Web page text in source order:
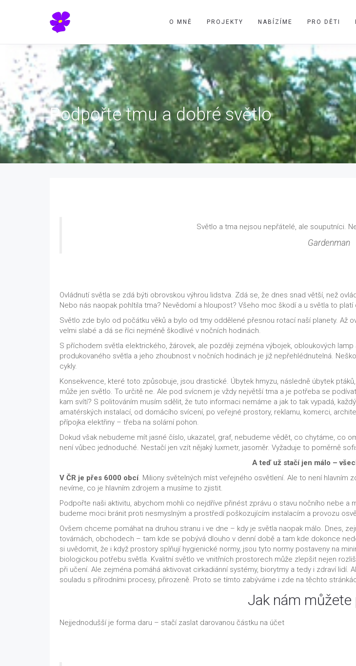
O MNĚ PROJEKTY NABÍZÍME PRO DĚTI
Podpořte tmu a dobré světlo
Světlo a tma nejsou nepřátelé, ale souputníci.
Gardenman
Ovládnutí světla se zdá býti obrovskou výhrou lidstva. Zdá se, že dnes snad větší, než
Nebo nás naopak pohltila tma? Nevědomí a hloupost? Všeho moc škodí a u světla to
Světlo zde bylo od počátku věků a bylo od tmy oddělené přesnou rotací naší planety. Až
velmi slabé a dá se říci nejméně škodlivé v nočních hodinách.
S příchodem světla elektrického, žárovek, ale později zejména výbojek, obloukových
produkovaného světla a jeho zhoubnost v nočních hodinách je již nepřehlédnutelná.
cykly.
Konsekvence, které toto způsobuje, jsou drastické. Úbytek hmyzu, následně úbytek
může jen světlo. To určitě ne. Ale pod svícnem je vždy největší tma a je potřeba se
kam svítí? S politováním musím sdělit, že tuto informaci nemáme a jak to tak vypadá,
amatérských instalací, od domácího svícení, po veřejné prostory, reklamu, komerci,
přípojka elektřiny – třeba na solární pohon.
Dokud však nebudeme mít jasné číslo, ukazatel, graf, nebudeme vědět, co chytáme, co
není vůbec jednoduché. Nestačí jen vzít nějaký luxmetr, jasoměr. Vyžaduje to poměrně
A teď už stačí jen málo –
V ČR je přes 6000 obcí. Miliony světelných míst veřejného osvětlení. Ale to není
nevíme, co je hlavním zdrojem a musíme to zjistit.
Podpořte naši aktivitu, abychom mohli co nejdříve přinést zprávu o stavu nočního nebe
budeme moci bránit proti nesmyslným a prostředí poškozujícím instalacím a provozu
Ovšem chceme pomáhat na druhou stranu i ve dne – kdy je světla naopak málo. Dnes,
továrnách, obchodech – tam kde se pobývá dlouho v denní době a tam kde dokonce
si uvědomit, že i když prostory splňují hygienické normy, jsou tyto normy postaveny na
biologickou potřebu světla. Kvalitní světlo ve vnitřních prostorech může zlepšit nejen
při učení. Ale zejména pomáhá aktivovat cirkadiánní systémy, biorytmy a tedy i zdraví lidí.
souladu s přírodními procesy, přirozeně. Proto se tímto zabýváme i zde na těchto
Jak nám můžete
Nejjednodušší je forma daru – stačí zaslat darovanou částku na účet